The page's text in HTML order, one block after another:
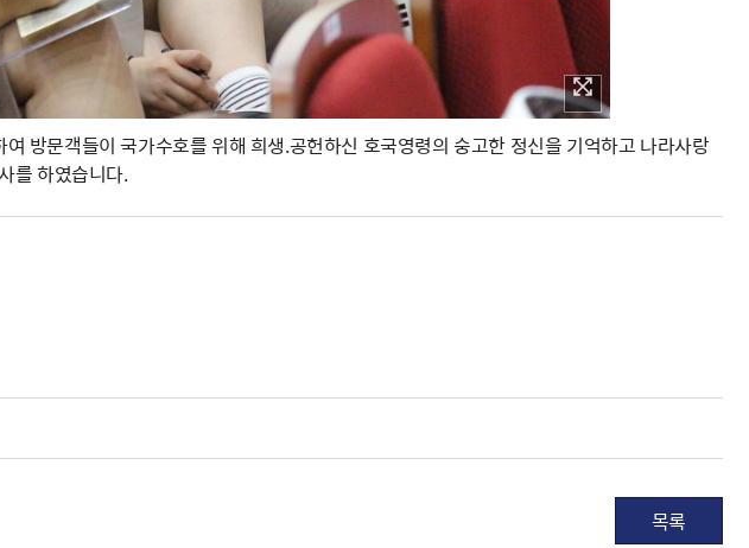
방문객들이 국가수호를 위해 희생.공헌하신 호국영령의 숭고한 정신을 기억하고 나라사랑
를 하였습니다.
목록